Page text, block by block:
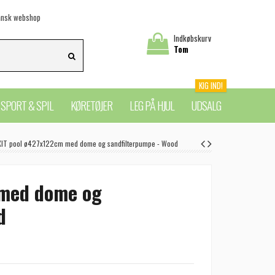
webshop
Indkøbskurv
Tom
SPORT & SPIL KØRETØJER LEG PÅ HJUL UDSALG
KIG IND!
pool ø427x122cm med dome og sandfilterpumpe - Wood
dome og